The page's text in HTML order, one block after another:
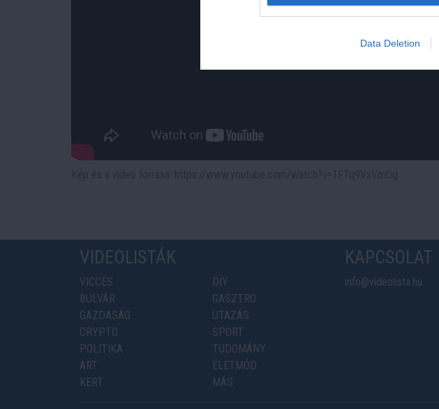
I want to allow Google to enable
Data Deletion
VIDEOLISTÁK
VICCES
BULVÁR
GAZDASÁG
CRYPTO
POLITIKA
ART
KERT
DIY
GASZTRO
UTAZÁS
SPORT
TUDOMÁNY
ÉLETMÓD
MÁS
KAPCSOLAT
info@videolista.hu